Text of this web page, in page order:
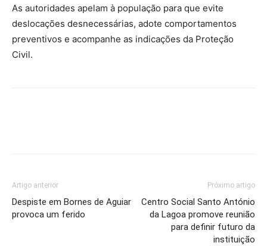
As autoridades apelam à população para que evite
deslocações desnecessárias, adote comportamentos
preventivos e acompanhe as indicações da Proteção
Civil.
Artigo anterior
Despiste em Bornes de Aguiar
provoca um ferido
Próximo artigo
Centro Social Santo António
da Lagoa promove reunião
para definir futuro da
instituição